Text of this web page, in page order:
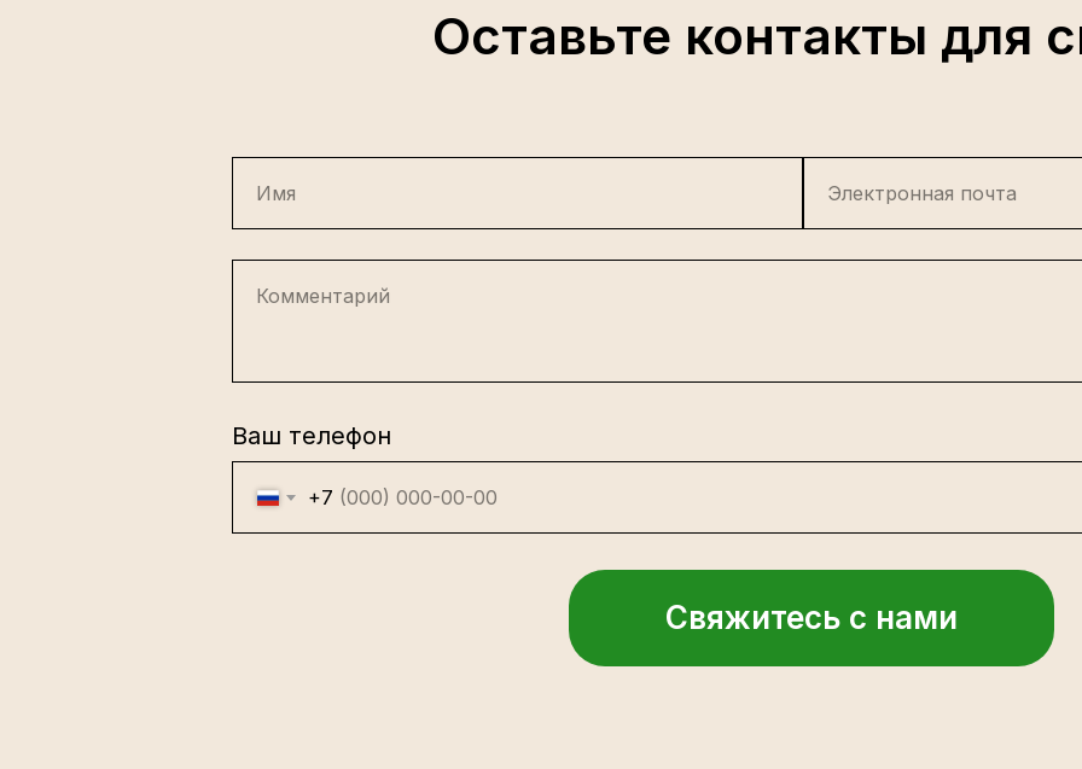
Оставьте контакты для
Имя Электронная почта
Комментарий
Ваш телефон
+7
Свяжитесь с нами